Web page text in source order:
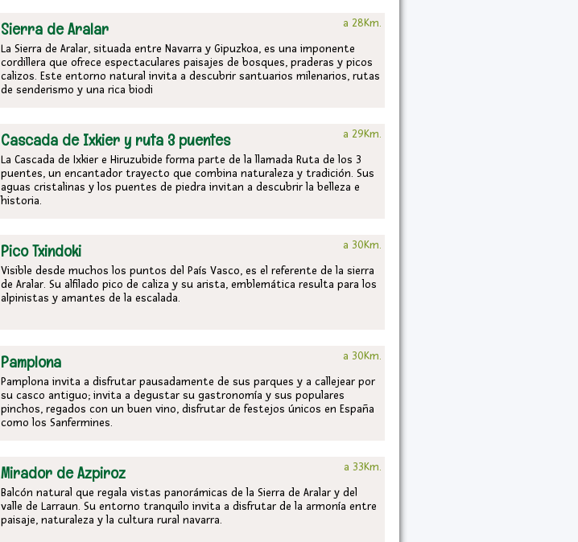
a 28Km.
Sierra de Aralar
La Sierra de Aralar, situada entre Navarra y Gipuzkoa, es una imponente
cordillera que ofrece espectaculares paisajes de bosques, praderas y picos
calizos. Este entorno natural invita a descubrir santuarios milenarios, rutas
de senderismo y una rica biodi
a 29Km.
Cascada de Ixkier y ruta 3 puentes
La Cascada de Ixkier e Hiruzubide forma parte de la llamada Ruta de los 3
puentes, un encantador trayecto que combina naturaleza y tradición. Sus
aguas cristalinas y los puentes de piedra invitan a descubrir la belleza e
historia.
a 30Km.
Pico Txindoki
Visible desde muchos los puntos del País Vasco, es el referente de la sierra
de Aralar. Su alfilado pico de caliza y su arista, emblemática resulta para los
alpinistas y amantes de la escalada.
a 30Km.
Pamplona
Pamplona invita a disfrutar pausadamente de sus parques y a callejear por
su casco antiguo; invita a degustar su gastronomía y sus populares
pinchos, regados con un buen vino, disfrutar de festejos únicos en España
como los Sanfermines.
a 33Km.
Mirador de Azpiroz
Balcón natural que regala vistas panorámicas de la Sierra de Aralar y del
valle de Larraun. Su entorno tranquilo invita a disfrutar de la armonía entre
paisaje, naturaleza y la cultura rural navarra.